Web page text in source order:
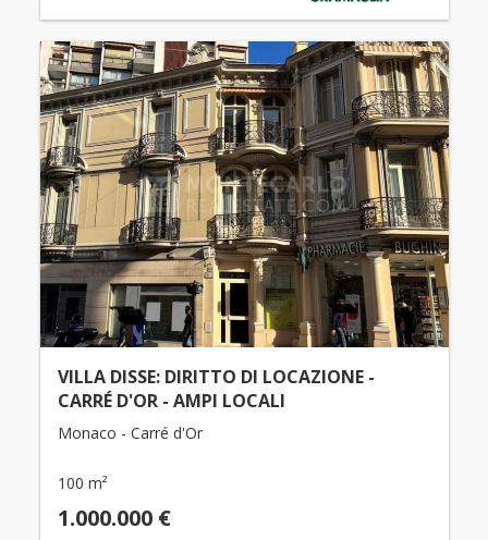
VILLA DISSE: DIRITTO DI LOCAZIONE -
CARRÉ D'OR - AMPI LOCALI
Monaco - Carré d'Or
100 m²
1.000.000 €